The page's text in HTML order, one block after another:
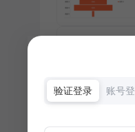
验证登录 账号